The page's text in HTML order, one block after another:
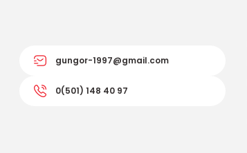
gungor-1997@gmail.com
0(501) 148 40 97